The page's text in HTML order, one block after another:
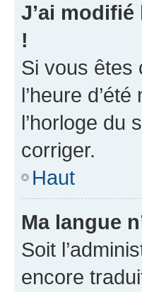
J’ai
!
Si vous êtes
l’heure
l’horloge du
corriger.
Haut
Ma langue
Soit
encore